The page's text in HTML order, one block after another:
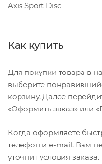
Axis Sport Disc
Как купить
Для покупки товара в
выберите
корзину. Далее
«Оформить заказ» или
Когда оформляете
телефон и e-mail. Вам
уточнит условия